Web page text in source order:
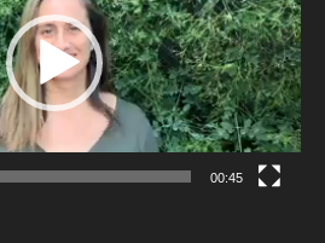
00:45